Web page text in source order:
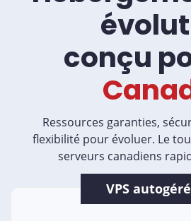
conçu
Ressources garanties,
flexibilité pour évoluer. Le
serveurs canadiens
VPS